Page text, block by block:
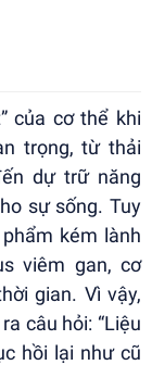
của cơ thể khi
trọng, từ thải
dự trữ năng
sự sống. Tuy
kém lành
viêm gan, cơ
gian. Vì vậy,
câu hỏi: “Liệu
hồi lại như cũ